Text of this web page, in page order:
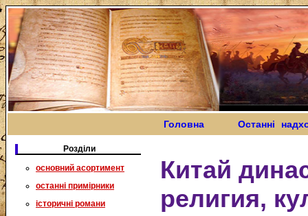
Головна Останні
Розділи
основний асортимент
останні примірники
історичні романи
Китай
религия,